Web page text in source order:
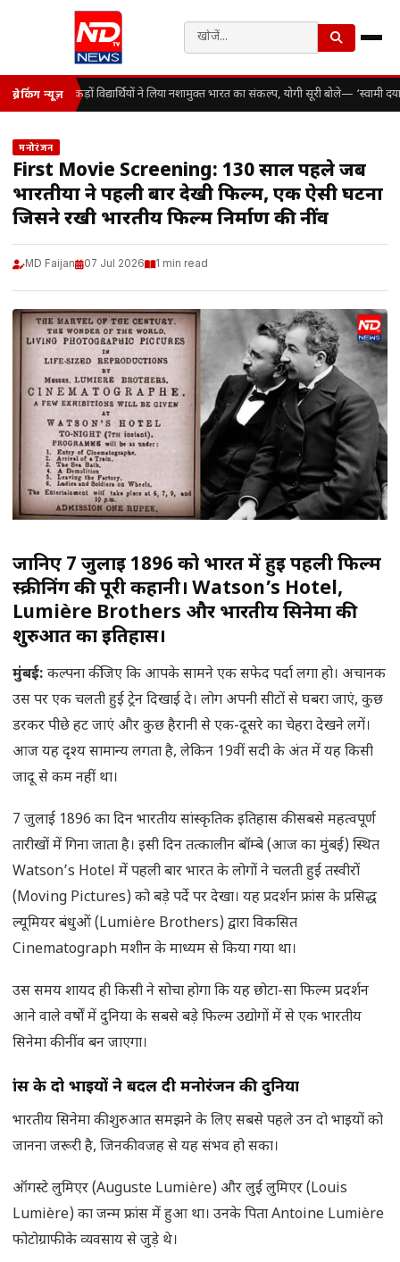
ब्रेकिंग न्यूज़सैकड़ों विद्यार्थियों ने लिया नशामुक्त भारत का संकल्प, योगी सूरी बोले— ‘स्वामी
मनोरंजन
First Movie Screening: 130 साल पहले जब
भारतीयों ने पहली बार देखी फिल्म, एक ऐसी घटना
जिसने रखी भारतीय फिल्म निर्माण की नींव
MD Faijan 07 Jul 2026 1 min read
जानिए 7 जुलाई 1896 को भारत में हुई पहली फिल्म
स्क्रीनिंग की पूरी कहानी। Watson’s Hotel,
Lumière Brothers और भारतीय सिनेमा की
शुरुआत का इतिहास।
मुंबई: कल्पना कीजिए कि आपके सामने एक सफेद पर्दा लगा हो। अचानक
उस पर एक चलती हुई ट्रेन दिखाई दे। लोग अपनी सीटों से घबरा जाएं, कुछ
डरकर पीछे हट जाएं और कुछ हैरानी से एक-दूसरे का चेहरा देखने लगें।
आज यह दृश्य सामान्य लगता है, लेकिन 19वीं सदी के अंत में यह किसी
जादू से कम नहीं था।
7 जुलाई 1896 का दिन भारतीय सांस्कृतिक इतिहास की सबसे महत्वपूर्ण
तारीखों में गिना जाता है। इसी दिन तत्कालीन बॉम्बे (आज का मुंबई) स्थित
Watson’s Hotel में पहली बार भारत के लोगों ने चलती हुई तस्वीरों
(Moving Pictures) को बड़े पर्दे पर देखा। यह प्रदर्शन फ्रांस के प्रसिद्ध
ल्यूमियर बंधुओं (Lumière Brothers) द्वारा विकसित
Cinematograph मशीन के माध्यम से किया गया था।
उस समय शायद ही किसी ने सोचा होगा कि यह छोटा-सा फिल्म प्रदर्शन
आने वाले वर्षों में दुनिया के सबसे बड़े फिल्म उद्योगों में से एक भारतीय
सिनेमा की नींव बन जाएगा।
फ्रांस के दो भाइयों ने बदल दी मनोरंजन की दुनिया
भारतीय सिनेमा की शुरुआत समझने के लिए सबसे पहले उन दो भाइयों को
जानना जरूरी है, जिनकी वजह से यह संभव हो सका।
ऑगस्टे लुमिएर (Auguste Lumière) और लुई लुमिएर (Louis
Lumière) का जन्म फ्रांस में हुआ था। उनके पिता Antoine Lumière
फोटोग्राफी के व्यवसाय से जुड़े थे।